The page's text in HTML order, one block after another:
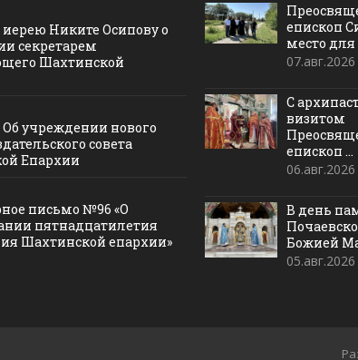
иерею Никите Осипову о
секретарем
Шахтинской
Об учреждении нового
совета
Епархии
письмо №96 «О
пятнадцатилетия
Шахтинской епархии»
епископ
место для
07.авг.2026
С
визитом
епископ ...
06.авг.2026
В день
Божией
05.авг.2026